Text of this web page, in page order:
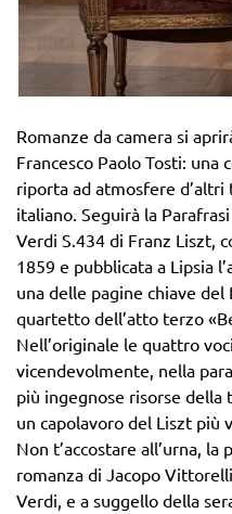
Romanze da camera si
Francesco Paolo Tosti: una
riporta ad atmosfere
italiano. Seguirà la
Verdi S.434 di Franz Liszt,
1859 e pubblicata a Lipsia
una delle pagine chiave
quartetto dell’atto terzo
Nell’originale le quattro
vicendevolmente, nella
più ingegnose risorse della
un capolavoro del Liszt più
Non t’accostare all’urna,
romanza di Jacopo
Verdi, e a suggello della